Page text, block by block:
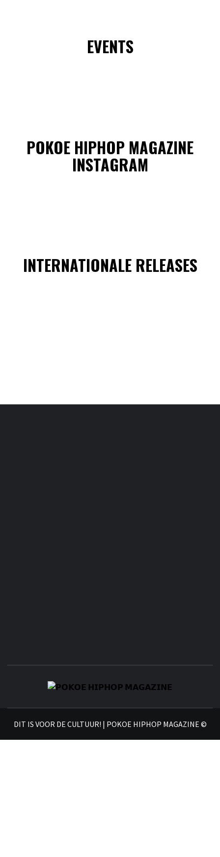
EVENTS
POKOE HIPHOP MAGAZINE
INSTAGRAM
INTERNATIONALE RELEASES
DIT IS VOOR DE CULTUUR! | POKOE HIPHOP MAGAZINE ©